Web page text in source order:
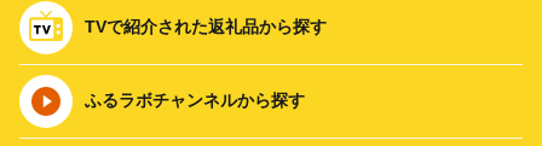
TVで紹介された返礼品から探す
ふるラボチャンネルから探す